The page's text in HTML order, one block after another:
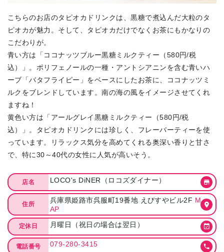
こちらのお店のタピオカドリンクは、黒糖で煮込んだ大粒のタ
ピオカが魅力。そして、タピオカだけでなくお茶にもかなりの
こだわりが。
青い方は「ココナッツブルー黒糖ミルクティー（580円/税
込）」。ポリフェノールの一種・アントシアニンを含む青いハ
ーブ「バタフライピー」をベースにしたお茶に、ココナッツミ
ルクをブレンドしています。南の海の風をイメージさせてくれ
ますね！
黄色い方は「アールグレイ黒糖ミルクティー（580円/税
込）」。タピオカドリンクには珍しく、フレーバーティーを使
っています。リラックス気分を高めてくれる奥深い香りと甘さ
で、特に30～40代の女性に人気が高いそう。
店名 LOCO's DiNER（ロコズダイナー）
住所 兵庫県姫路市呉服町19番地 えびすやビル2F M
AP
定休日 月曜日（祝日の場合は翌日）
電話番号 079-280-3415